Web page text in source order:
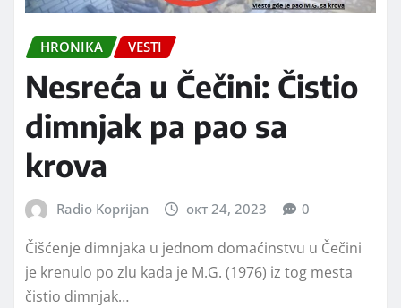
HRONIKA VESTI
Nesreća u Čečini: Čistio
dimnjak pa pao sa
krova
Radio Koprijan окт 24, 2023 0
Čišćenje dimnjaka u jednom domaćinstvu u Čečini
je krenulo po zlu kada je M.G. (1976) iz tog mesta
čistio dimnjak…